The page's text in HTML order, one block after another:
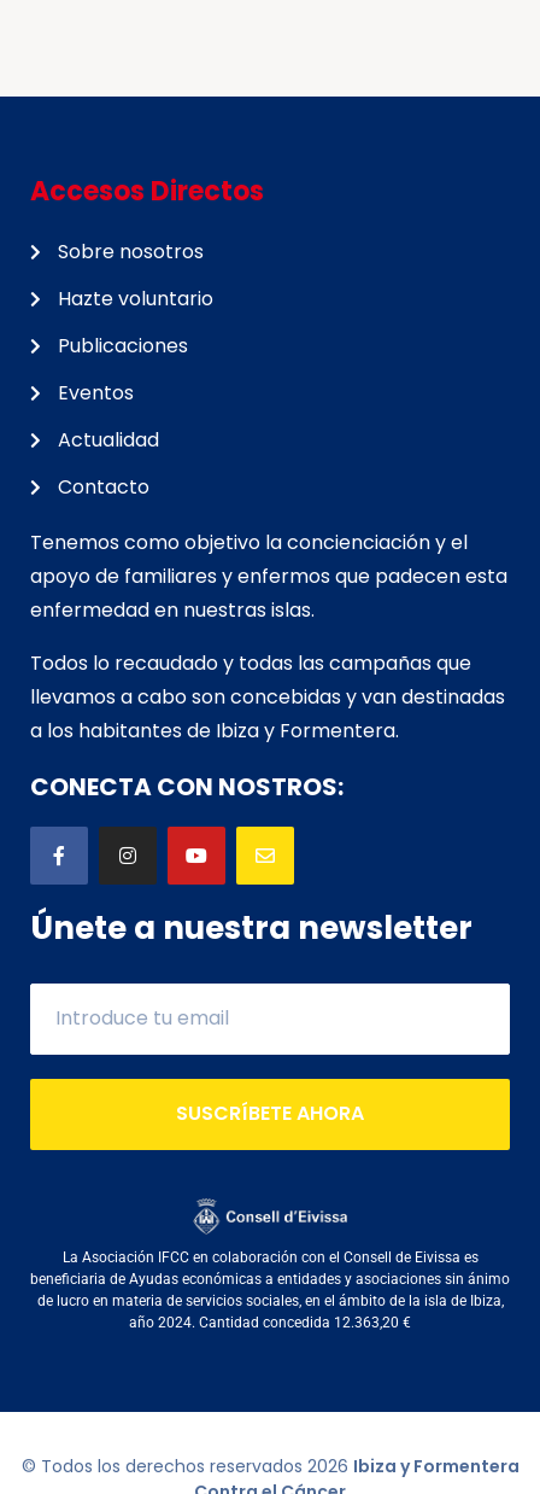
Accesos Directos
Sobre nosotros
Hazte voluntario
Publicaciones
Eventos
Actualidad
Contacto
Tenemos como objetivo la concienciación y el
apoyo de familiares y enfermos que padecen esta
enfermedad en nuestras islas.
Todos lo recaudado y todas las campañas que
llevamos a cabo son concebidas y van destinadas
a los habitantes de Ibiza y Formentera.
CONECTA CON NOSTROS:
Únete a nuestra newsletter
SUSCRÍBETE AHORA
La Asociación IFCC en colaboración con el Consell de Eivissa es
beneficiaria de Ayudas económicas a entidades y asociaciones sin ánimo
de lucro en materia de servicios sociales, en el ámbito de la isla de Ibiza,
año 2024. Cantidad concedida 12.363,20 €
© Todos los derechos reservados 2026 Ibiza y Formentera